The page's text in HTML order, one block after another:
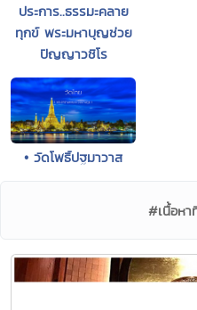
ประการ..ธรรมะคลาย
ทุกข์ พระมหาบุญช่วย
ปัญญาวชิโร
• วัดโพธิ์ปฐมาวาส
#เนื้อหา